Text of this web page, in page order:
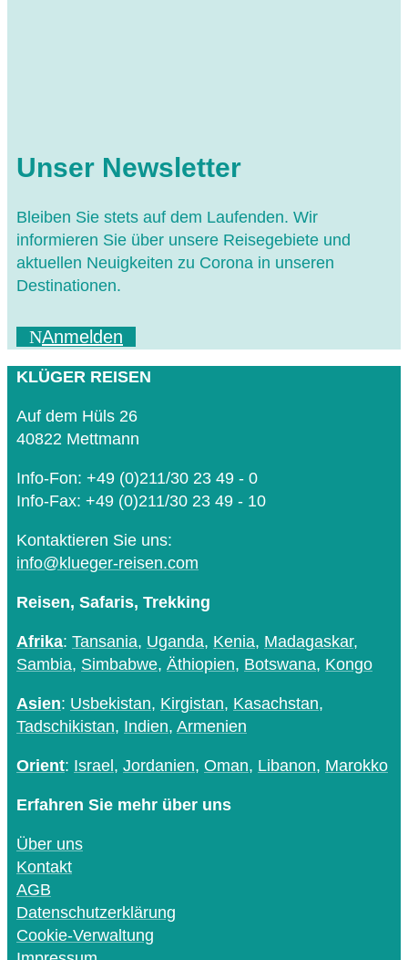
Unser Newsletter
Bleiben Sie stets auf dem Laufenden. Wir
informieren Sie über unsere Reisegebiete und
aktuellen Neuigkeiten zu Corona in unseren
Destinationen.
Anmelden
KLÜGER REISEN
Auf dem Hüls 26
40822 Mettmann
Info-Fon: +49 (0)211/30 23 49 - 0
Info-Fax: +49 (0)211/30 23 49 - 10
Kontaktieren Sie uns:
info@klueger-reisen.com
Reisen, Safaris, Trekking
Afrika: Tansania, Uganda, Kenia, Madagaskar,
Sambia, Simbabwe, Äthiopien, Botswana, Kongo
Asien: Usbekistan, Kirgistan, Kasachstan,
Tadschikistan, Indien, Armenien
Orient: Israel , Jordanien, Oman, Libanon, Marokko
Erfahren Sie mehr über uns
Über uns
Kontakt
AGB
Datenschutzerklärung
Cookie-Verwaltung